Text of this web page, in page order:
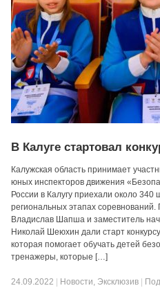
В Калуге стартовал
Калужская область принимает
юных инспекторов движения
России в Калугу приехали около
региональных этапах соревнований.
Владислав Шапша и заместитель
Николай Шеюхин дали старт
которая помогает обучать детей
тренажеры, которые […]
24.09.2022 Новости, Эксклюзив